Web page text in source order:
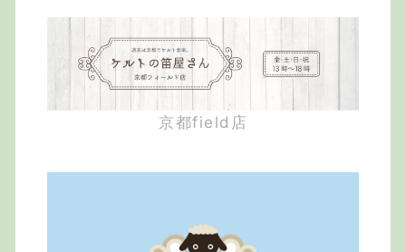
京都field店